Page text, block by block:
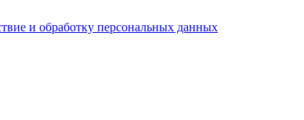
и обработку персональных данных